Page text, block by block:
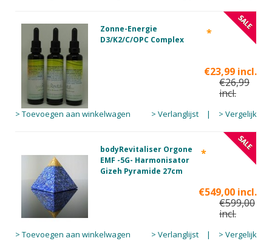
Zonne-Energie
D3/K2/C/OPC Complex
€23,99 incl.
*
€26,99
incl.
> Toevoegen aan winkelwagen > Verlanglijst | > Vergelijk
bodyRevitaliser Orgone
EMF -5G- Harmonisator
Gizeh Pyramide 27cm
€549,00 incl.
*
€599,00
incl.
> Toevoegen aan winkelwagen > Verlanglijst | > Vergelijk